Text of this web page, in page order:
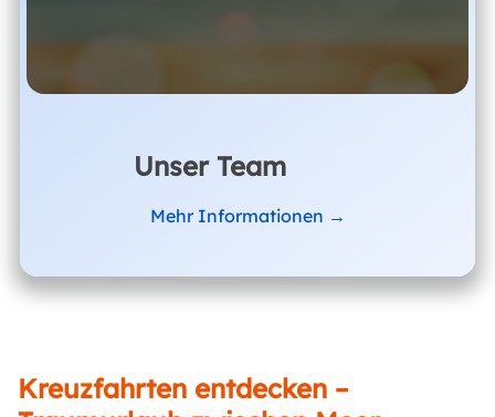
Unser Team
Mehr Informationen →
Kreuzfahrten entdecken –